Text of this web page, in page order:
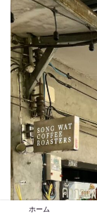
ホーム